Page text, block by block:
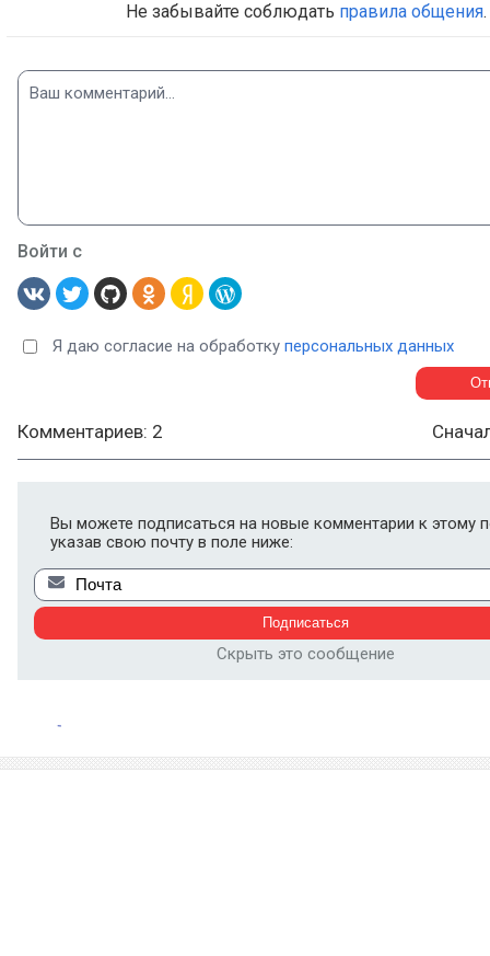
Не забывайте соблюдать правила общения.
Войти с
Я даю согласие на обработку персональных данных
Комментариев: 2
Вы можете подписаться на новые комментарии к этому
указав свою почту в поле ниже:
Скрыть это сообщение